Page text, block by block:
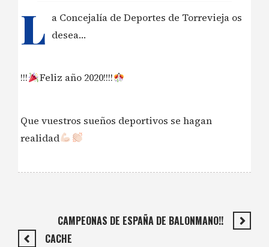
L a Concejalía de Deportes de Torrevieja os
desea…
!!! Feliz año 2020!!!!
Que vuestros sueños deportivos se hagan
realidad
CAMPEONAS DE ESPAÑA DE BALONMANO!!
CACHE